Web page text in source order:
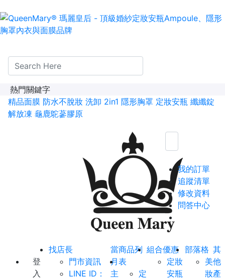
熱門關鍵字
精品面膜 防水不脫妝 洗卸 2in1 隱形胸罩 定妝安瓶 纖纖錠
解放凍 龜鹿鴕蔘膠原
我的訂單
追蹤清單
修改資料
問答中心
登
入
找店長
門市資訊
LINE ID：
當
月
主
商品列
表
定
組合優惠
定妝
安瓶
部落格
美
妝
其
他
產